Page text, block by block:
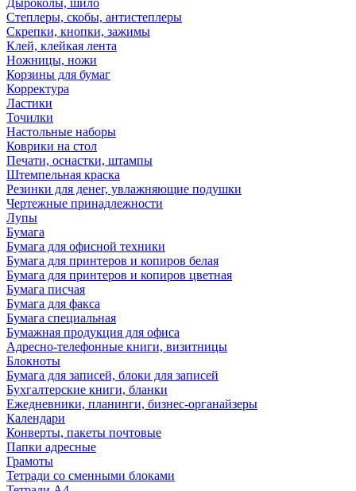
Дыроколы, шило
Степлеры, скобы, антистеплеры
Скрепки, кнопки, зажимы
Клей, клейкая лента
Ножницы, ножи
Корзины для бумаг
Корректура
Ластики
Точилки
Настольные наборы
Коврики на стол
Печати, оснастки, штампы
Штемпельная краска
Резинки для денег, увлажняющие подушки
Чертежные принадлежности
Лупы
Бумага
Бумага для офисной техники
Бумага для принтеров и копиров белая
Бумага для принтеров и копиров цветная
Бумага писчая
Бумага для факса
Бумага специальная
Бумажная продукция для офиса
Адресно-телефонные книги, визитницы
Блокноты
Бумага для записей, блоки для записей
Бухгалтерские книги, бланки
Ежедневники, планинги, бизнес-органайзеры
Календари
Конверты, пакеты почтовые
Папки адресные
Грамоты
Тетради со сменными блоками